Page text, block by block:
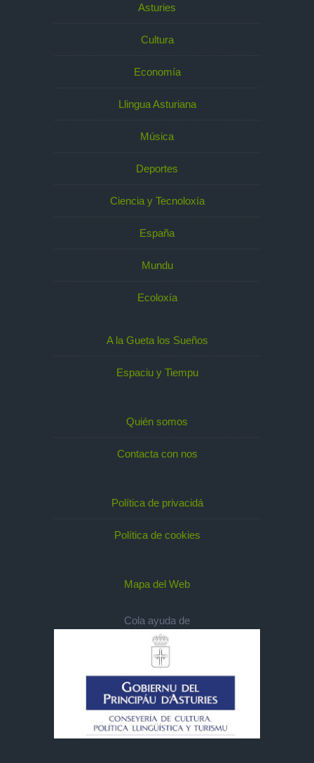
Asturies
Cultura
Economía
Llingua Asturiana
Música
Deportes
Ciencia y Tecnoloxía
España
Mundu
Ecoloxía
A la Gueta los Sueños
Espaciu y Tiempu
Quién somos
Contacta con nos
Política de privacidá
Política de cookies
Mapa del Web
Cola ayuda de